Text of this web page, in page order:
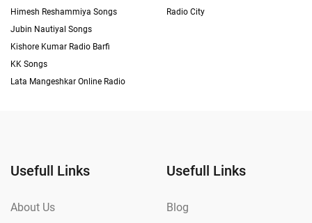
Himesh Reshammiya Songs
Jubin Nautiyal Songs
Kishore Kumar Radio Barfi
KK Songs
Lata Mangeshkar Online Radio
Radio City
Usefull Links
About Us
Usefull Links
Blog